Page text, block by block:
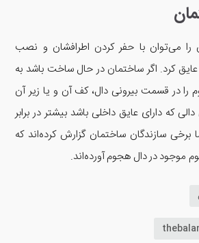
را می‌توان با حفر کردن اطرافشان و نصب
کرد. اگر ساختمان در حال ساخت باشد به
را در قسمت بیرونی دال، کف آن و یا زیر آن
که دارای عایق داخلی باشد بیشتر در برابر
برخی سازندگان ساختمان گزارش کرده‌اند که
موجود در دال هجوم آورده‌اند.